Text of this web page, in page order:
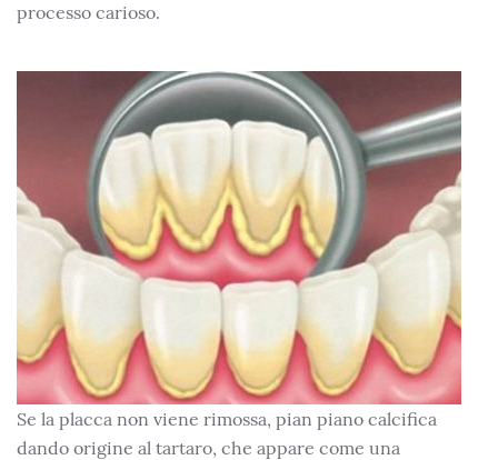
processo carioso.
Se la placca non viene rimossa, pian piano calcifica
dando origine al tartaro, che appare come una